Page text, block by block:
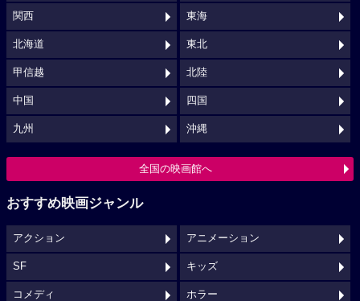
関西 東海
北海道 東北
甲信越 北陸
中国 四国
九州 沖縄
全国の映画館へ
おすすめ映画ジャンル
アクション アニメーション
SF キッズ
コメディ ホラー